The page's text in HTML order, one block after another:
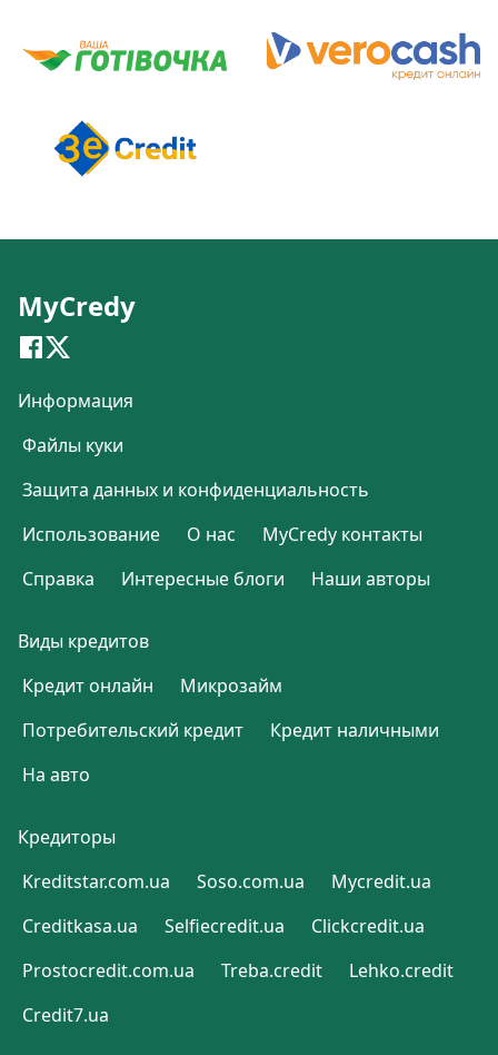
MyCredy
Информация
Файлы куки
Защита данных и конфиденциальность
Использование
О нас
MyCredy контакты
Справка
Интересные блоги Наши авторы
Виды кредитов
Кредит онлайн
Микрозайм
Потребительский кредит
Кредит наличными
На авто
Кредиторы
Kreditstar.com.ua
Soso.com.ua
Mycredit.ua
Creditkasa.ua
Selfiecredit.ua
Clickcredit.ua
Prostocredit.com.ua
Treba.credit
Lehko.credit
Credit7.ua